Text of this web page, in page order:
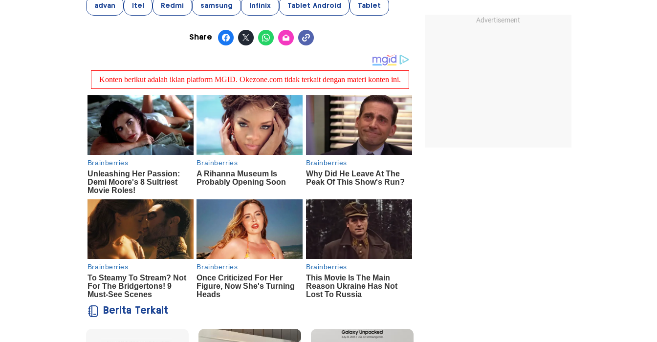
advan Itel Redmi samsung Infinix Tablet Android Tablet
Share
Berita Terkait
Advertisement